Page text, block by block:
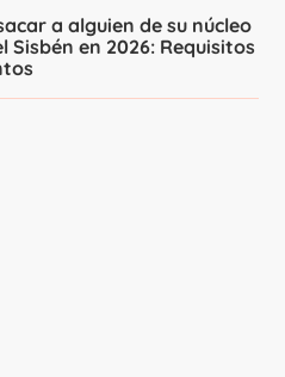
a alguien de su núcleo
Sisbén en 2026: Requisitos